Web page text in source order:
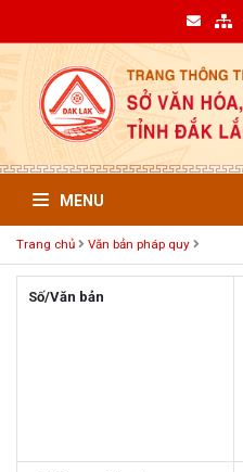
MENU
Trang chủ Văn bản pháp quy
Số/Văn bản